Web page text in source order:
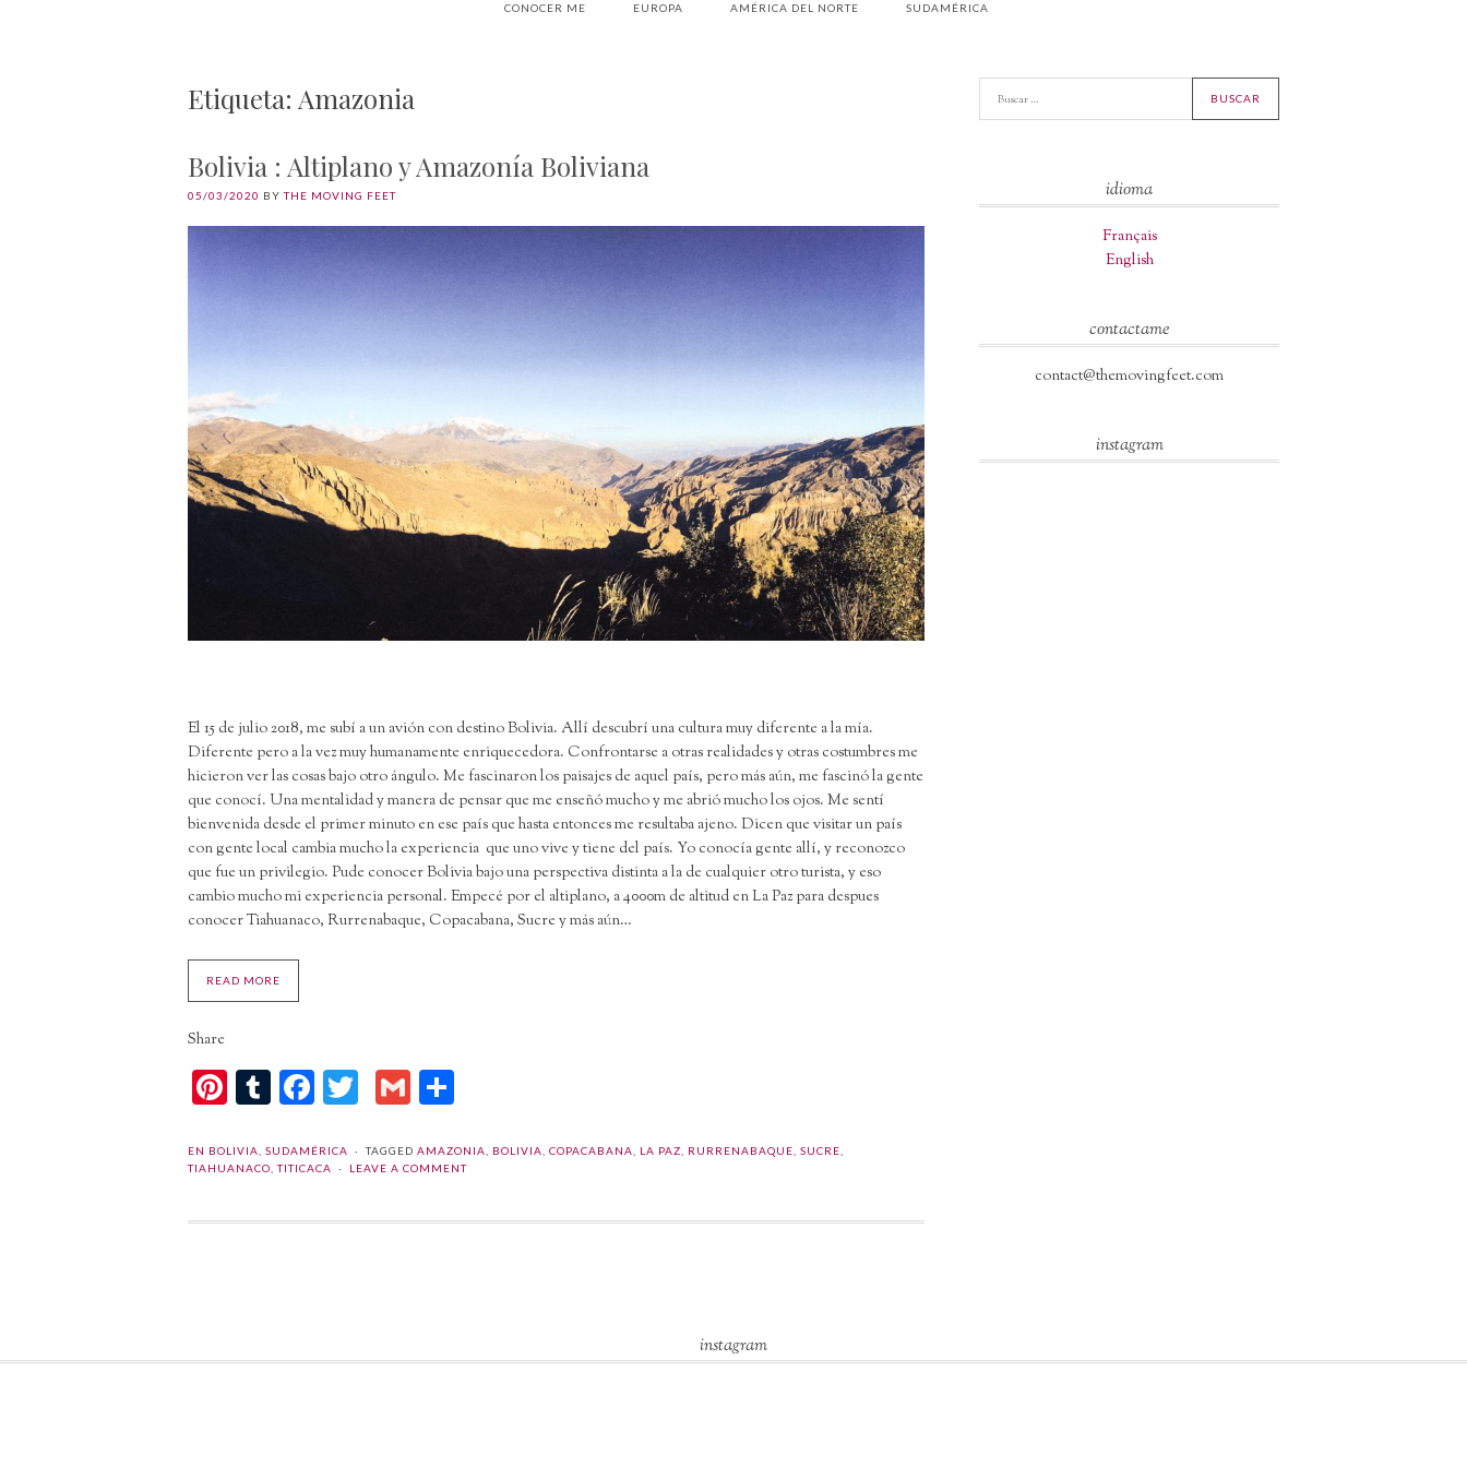
CONOCER ME EUROPA AMÉRICA DEL NORTE SUDAMÉRICA
Etiqueta: Amazonia
Bolivia : Altiplano y Amazonía Boliviana
05/03/2020 BYTHE MOVING FEET
El 15 de julio 2018, me subí a un avión con destino Bolivia. Allí descubrí una cultura muy diferente a la mía.
Diferente pero a la vez muy humanamente enriquecedora. Confrontarse a otras realidades y otras costumbres me
hicieron ver las cosas bajo otro ángulo. Me fascinaron los paisajes de aquel país, pero más aún, me fascinó la gente
que conocí. Una mentalidad y manera de pensar que me enseñó mucho y me abrió mucho los ojos. Me sentí
bienvenida desde el primer minuto en ese país que hasta entonces me resultaba ajeno. Dicen que visitar un país
con gente local cambia mucho la experiencia que uno vive y tiene del país. Yo conocía gente allí, y reconozco
que fue un privilegio. Pude conocer Bolivia bajo una perspectiva distinta a la de cualquier otro turista, y eso
cambio mucho mi experiencia personal. Empecé por el altiplano, a 4000m de altitud en La Paz para despues
conocer Tiahuanaco, Rurrenabaque, Copacabana, Sucre y más aún…
READ MORE
Share
Pinterest
Tumblr
Facebook
Twitter
Gmail
EN BOLIVIA SUDAMÉRICA TAGGED AMAZONIA BOLIVIA COPACABANA LA PAZ RURRENABAQUE SUCRE
TIAHUANACO ,TITICACA LEAVE A COMMENT
idioma
Français
English
contactame
contact@themovingfeet.com
instagram
instagram